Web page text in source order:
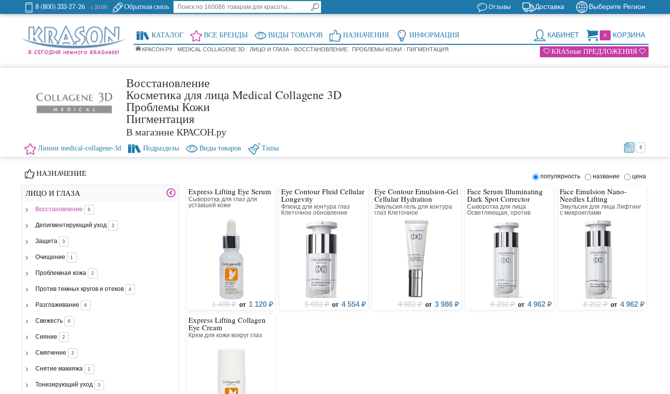
8 (800) 333-27-26 с 10:00 Обратная связь Выберите Регион
Доставка
Отзывы
0 КОРЗИНА
КАБИНЕТ
КАТАЛОГ ВСЕ БРЕНДЫ ВИДЫ ТОВАРОВ НАЗНАЧЕНИЯ ИНФОРМАЦИЯ
КРАСОН.РУ MEDICAL COLLAGENE 3D ЛИЦО И ГЛАЗА - ВОССТАНОВЛЕНИЕ ПРОБЛЕМЫ КОЖИ - ПИГМЕНТАЦИЯ KRASные ПРЕДЛОЖЕНИЯ
Восстановление
Косметика для лица Medical Collagene 3D
Проблемы Кожи
Пигментация
В магазине КРАСОН.ру
6
Линии medical-collagene-3d Подразделы Виды товаров Типы
НАЗНАЧЕНИЕ
ЛИЦО И ГЛАЗА
Восстановление 6
Депигментирующий уход 3
Защита 3
Очищение 1
Проблемная кожа 2
Против темных кругов и отеков 4
Разглаживание 6
Свежесть 6
Сияние 2
Смягчение 3
Снятие макияжа 1
Тонизирующий уход 3
популярность название цена
Express Lifting Eye Serum
Сыворотка для глаз для
уставшей кожи
1 400 ₽ от 1 120 ₽
Eye Contour Fluid Cellular
Longevity
Флюид для контура глаз
Клеточное обновление
5 693 ₽ от 4 554 ₽
Eye Contour Emulsion-Gel
Cellular Hydration
Эмульсия-гель для контура
глаз Клеточное
восстановление
4 982 ₽ от 3 986 ₽
Face Serum Illuminating
Dark Spot Corrector
Сыворотка для лица
Осветляющая, против
6 202 ₽ от 4 962 ₽
Face Emulsion Nano-
Needles Lifting
Эмульсия для лица Лифтинг
с микроиглами
6 202 ₽ от 4 962 ₽
Express Lifting Collagen
Eye Cream
Крем для кожи вокруг глаз